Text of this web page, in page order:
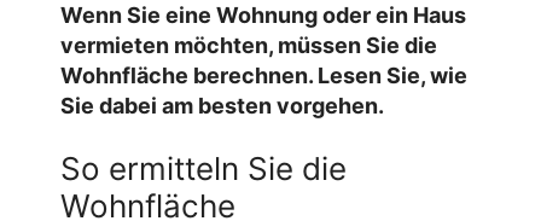
Wenn Sie eine Wohnung oder ein Haus
vermieten möchten, müssen Sie die
Wohnfläche berechnen. Lesen Sie, wie
Sie dabei am besten vorgehen.
So ermitteln Sie die
Wohnfläche